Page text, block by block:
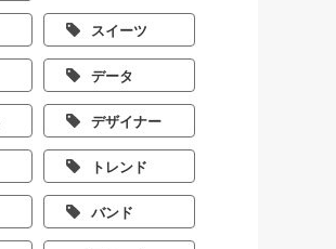
スイーツ
データ
デザイナー
トレンド
バンド